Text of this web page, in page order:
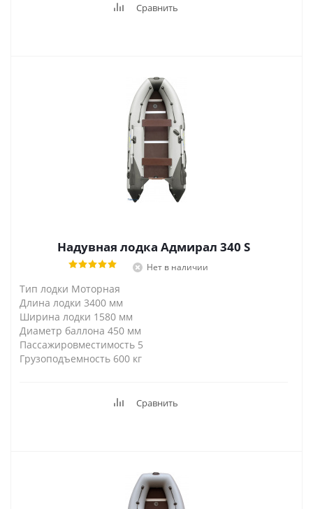
Сравнить
Надувная лодка Адмирал 340 S
Нет в наличии
Тип лодки Моторная
Длина лодки 3400 мм
Ширина лодки 1580 мм
Диаметр баллона 450 мм
Пассажировместимость 5
Грузоподъемность 600 кг
Сравнить